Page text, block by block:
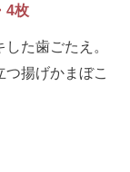
4枚
た歯ごたえ。
揚げかまぼこ